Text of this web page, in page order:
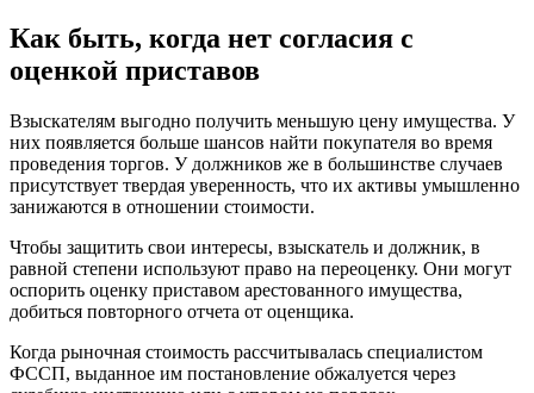
Как быть, когда нет согласия с
оценкой приставов
Взыскателям выгодно получить меньшую цену имущества. У
них появляется больше шансов найти покупателя во время
проведения торгов. У должников же в большинстве случаев
присутствует твердая уверенность, что их активы умышленно
занижаются в отношении стоимости.
Чтобы защитить свои интересы, взыскатель и должник, в
равной степени используют право на переоценку. Они могут
оспорить оценку приставом арестованного имущества,
добиться повторного отчета от оценщика.
Когда рыночная стоимость рассчитывалась специалистом
ФССП, выданное им постановление обжалуется через